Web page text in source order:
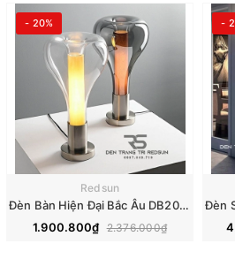
- 20%
Redsun
Đèn Bàn Hiện Đại Bắc Âu DB2097
1.900.800₫ 2.376.000₫
-